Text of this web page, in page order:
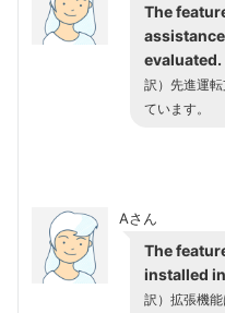
The
evaluated.
訳）先進運
ています。
Aさん
The
installed
訳）拡張機